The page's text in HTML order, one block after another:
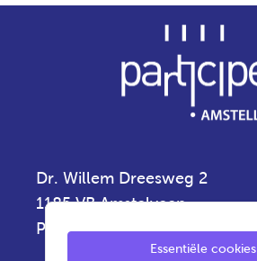
Dr. Willem Dreesweg 2
1185 VB Amstelveen
Privacyverklaring
Essentiële cookies